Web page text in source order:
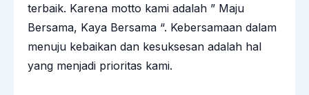
terbaik. Karena motto kami adalah ” Maju
Bersama, Kaya Bersama “. Kebersamaan dalam
menuju kebaikan dan kesuksesan adalah hal
yang menjadi prioritas kami.